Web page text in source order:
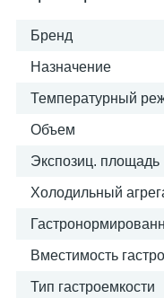
Бренд
Назначение
Температурный
Объем
Экспозиц. площадь
Холодильный
Вместимость
Тип гастроемкости